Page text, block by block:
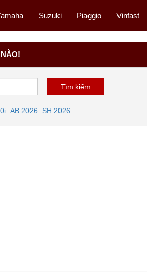
Suzuki Piaggio Vinfast
AB 2026 SH 2026